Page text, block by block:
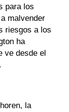
para los
malvender
riesgos a los
ha
ve desde el
la